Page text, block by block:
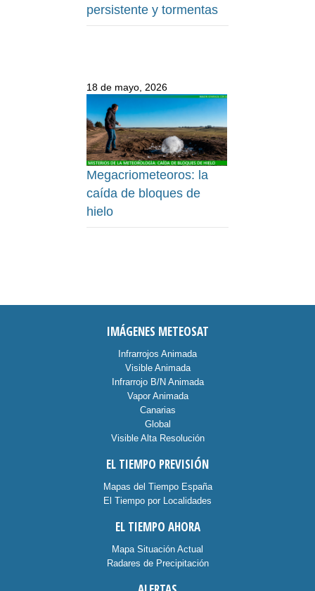
persistente y tormentas
18 de mayo, 2026
Megacriometeoros: la
caída de bloques de
hielo
IMÁGENES METEOSAT
Infrarrojos Animada
Visible Animada
Infrarrojo B/N Animada
Vapor Animada
Canarias
Global
Visible Alta Resolución
EL TIEMPO PREVISIÓN
Mapas del Tiempo España
El Tiempo por Localidades
EL TIEMPO AHORA
Mapa Situación Actual
Radares de Precipitación